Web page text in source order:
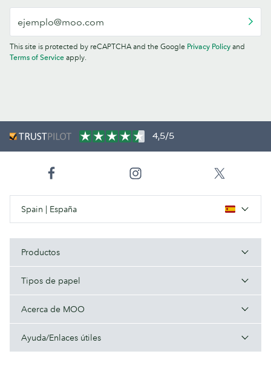
This site is protected by reCAPTCHA and the Google Privacy Policy and
Terms of Service apply.
4,5/5
Spain | España
Productos
Tipos de papel
Acerca de MOO
Ayuda/Enlaces útiles